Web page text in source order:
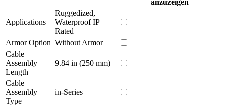
Applications
Ruggedized,
Waterproof IP
Rated
Armor Option Without Armor
Cable
Assembly
Length
9.84 in (250 mm)
Cable
Assembly
Type
in-Series